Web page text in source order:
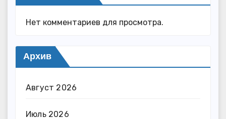
Нет комментариев для просмотра.
Архив
Август 2026
Июль 2026